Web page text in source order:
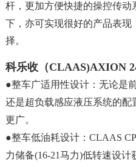
杆，更加方便快捷的操控传
下，亦可实现很好的产品表现
择。
科乐收（CLAAS)AXION
●整车广适用性设计：无论是
还是超负载感应液压系统的
更广。
●整车低油耗设计：CLAAS
力储备(16-21马力)低转速设